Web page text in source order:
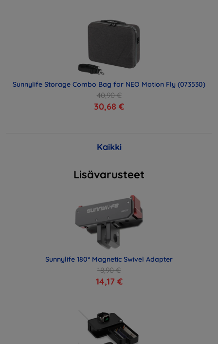
Sunnylife Storage Combo Bag for NEO Motion Fly (073530)
40,90 €
30,68 €
Kaikki
Lisävarusteet
Sunnylife 180° Magnetic Swivel Adapter
18,90 €
14,17 €